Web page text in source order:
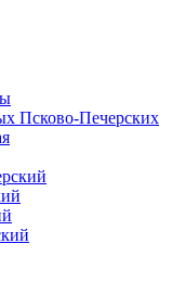
Псково-Печерских